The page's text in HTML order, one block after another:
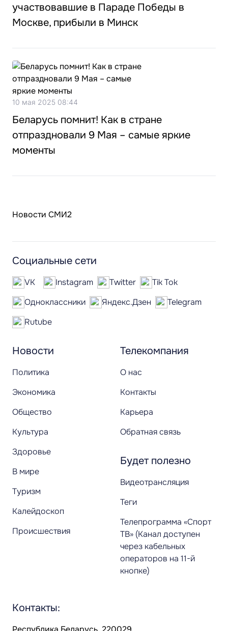
участвовавшие в Параде Победы в
Москве, прибыли в Минск
10 мая 2025 08:44
Беларусь помнит! Как в стране
отпраздновали 9 Мая – самые яркие
моменты
Новости СМИ2
Новости
Политика
Экономика
Общество
Культура
Здоровье
В мире
Туризм
Калейдоскоп
Происшествия
Телекомпания
О нас
Контакты
Карьера
Обратная связь
Будет полезно
Видеотрансляция
Теги
Телепрограмма «Спорт
ТВ» (Канал доступен
через кабельных
операторов на 11-й
кнопке)
Социальные сети
VK Instagram Twitter
Tik Tok
Одноклассники
Яндекс.Дзен
Telegram
Rutube
Контакты: